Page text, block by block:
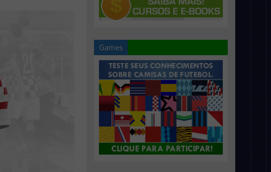
Games